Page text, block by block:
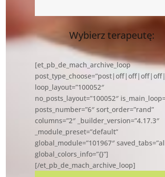
Wybierz terapeutę:
[et_pb_de_mach_archive_loop
loop_layout=”100052″
no_posts_layout=”100052″
posts_number=”6″ sort_order=”rand”
columns=”2″ _builder_version=”4.17.3″
_module_preset=”default”
global_module=”101967″
global_colors_info=”{}”]
[/et_pb_de_mach_archive_loop]